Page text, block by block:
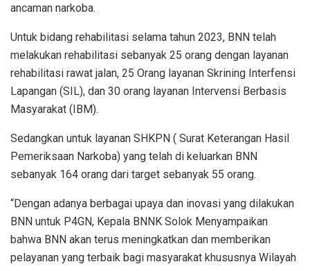
ancaman narkoba.
Untuk bidang rehabilitasi selama tahun 2023, BNN telah
melakukan rehabilitasi sebanyak 25 orang dengan layanan
rehabilitasi rawat jalan, 25 Orang layanan Skrining Interfensi
Lapangan (SIL), dan 30 orang layanan Intervensi Berbasis
Masyarakat (IBM).
Sedangkan untuk layanan SHKPN ( Surat Keterangan Hasil
Pemeriksaan Narkoba) yang telah di keluarkan BNN
sebanyak 164 orang dari target sebanyak 55 orang.
“Dengan adanya berbagai upaya dan inovasi yang dilakukan
BNN untuk P4GN, Kepala BNNK Solok Menyampaikan
bahwa BNN akan terus meningkatkan dan memberikan
pelayanan yang terbaik bagi masyarakat khususnya Wilayah